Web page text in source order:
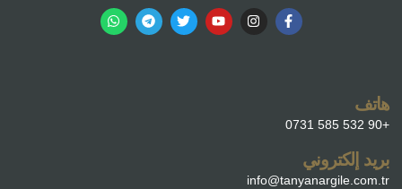
هاتف
+90 532 585 0731
بريد إلكتروني
info@tanyanargile.com.tr